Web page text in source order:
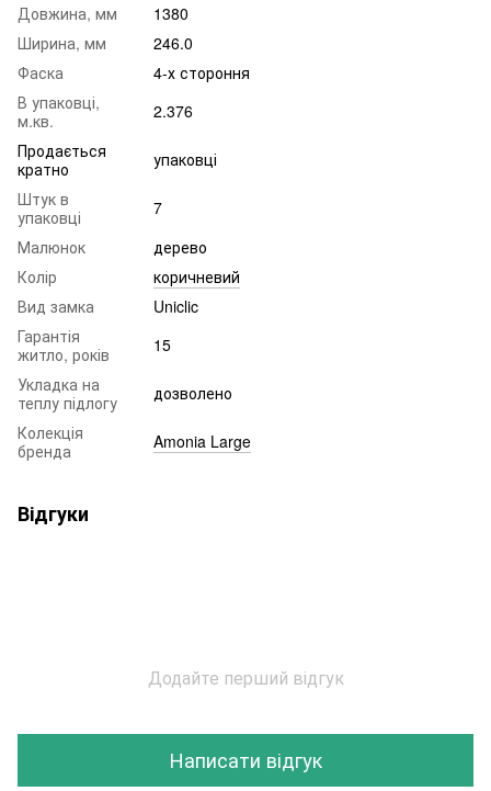
Довжина, мм
1380
Ширина, мм
246.0
Фаска
4-х стороння
В упаковці,
м.кв.
2.376
Продається
кратно
упаковці
Штук в
упаковці
7
Малюнок
дерево
Колір
коричневий
Вид замка
Uniclic
Гарантія
житло, років
15
Укладка на
теплу підлогу
дозволено
Колекція
бренда
Amonia Large
Відгуки
Додайте перший відгук
Написати відгук